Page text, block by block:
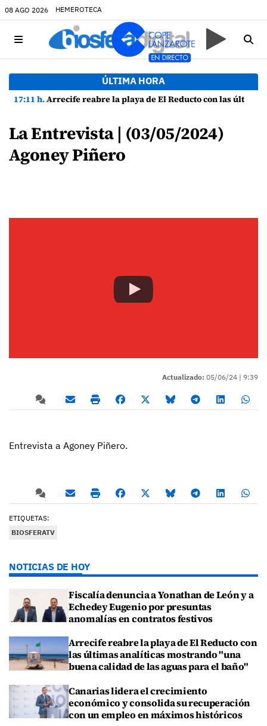
08 AGO 2026 HEMEROTECA
ÚLTIMA HORA
17:11 h.Arrecife reabre la playa de El Reducto con las últimas analíticas mostrando "una buena calidad de las aguas para el baño"
La Entrevista | (03/05/2024)
Agoney Piñero
Actualizado: 05/06/24 | 9:39
Entrevista a Agoney Piñero.
ETIQUETAS:
BIOSFERATV
NOTICIAS DE HOY
Fiscalía denuncia a Yonathan de León y a
Echedey Eugenio por presuntas
anomalías en contratos festivos
Arrecife reabre la playa de El Reducto con
las últimas analíticas mostrando "una
buena calidad de las aguas para el baño"
Canarias lidera el crecimiento
económico y consolida su recuperación
con un empleo en máximos históricos